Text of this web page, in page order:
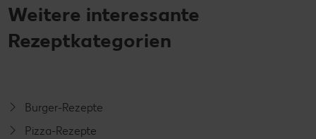
Weitere interessante
Rezeptkategorien
Burger-Rezepte
Pizza-Rezepte